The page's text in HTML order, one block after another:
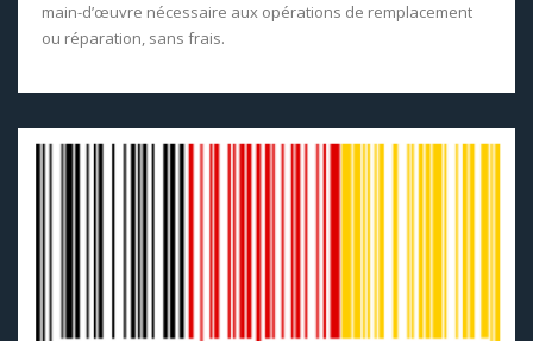
main-d’œuvre nécessaire aux opérations de remplacement
ou réparation, sans frais.